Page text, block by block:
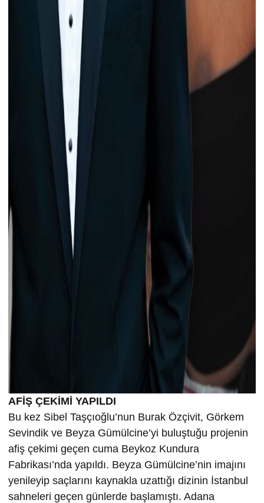
AFİŞ ÇEKİMİ YAPILDI
Bu kez Sibel Taşçıoğlu’nun Burak Özçivit, Görkem
Sevindik ve Beyza Gümülcine’yi buluştuğu projenin
afiş çekimi geçen cuma Beykoz Kundura
Fabrikası’nda yapıldı. Beyza Gümülcine’nin imajını
yenileyip saçlarını kaynakla uzattığı dizinin İstanbul
sahneleri geçen günlerde başlamıştı. Adana